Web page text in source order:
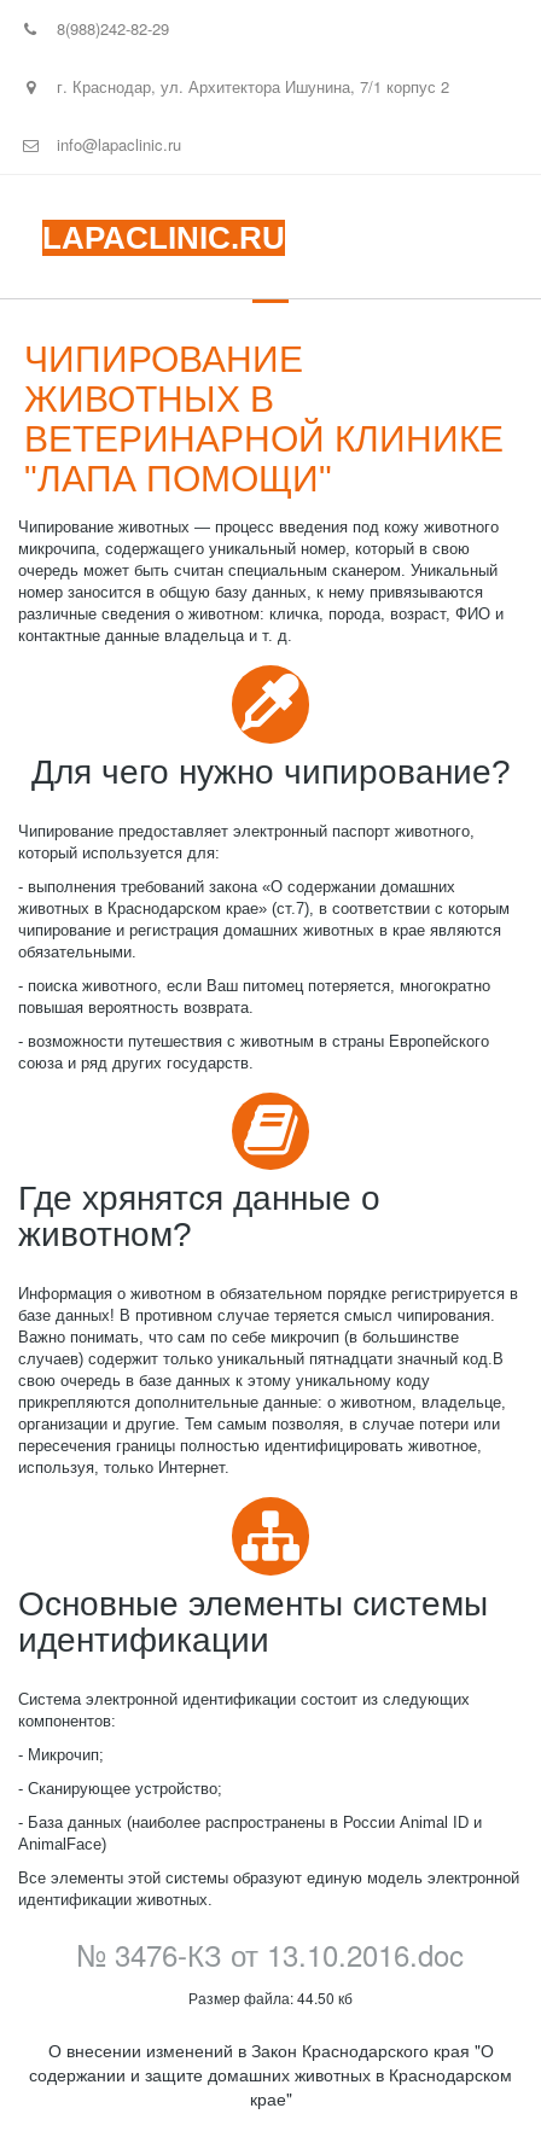
8(988)242-82-29
г. Краснодар, ул. Архитектора Ишунина, 7/1 корпус 2
info@lapaclinic.ru
LAPACLINIC.RU
ЧИПИРОВАНИЕ
ЖИВОТНЫХ В
ВЕТЕРИНАРНОЙ КЛИНИКЕ
"ЛАПА ПОМОЩИ"
Чипирование животных — процесс введения под кожу животного
микрочипа, содержащего уникальный номер, который в свою
очередь может быть считан специальным сканером. Уникальный
номер заносится в общую базу данных, к нему привязываются
различные сведения о животном: кличка, порода, возраст, ФИО и
контактные данные владельца и т. д.
Для чего нужно чипирование?
Чипирование предоставляет электронный паспорт животного,
который используется для:
- выполнения требований закона «О содержании домашних
животных в Краснодарском крае» (ст.7), в соответствии с которым
чипирование и регистрация домашних животных в крае являются
обязательными.
- поиска животного, если Ваш питомец потеряется, многократно
повышая вероятность возврата.
- возможности путешествия с животным в страны Европейского
союза и ряд других государств.
Где хрянятся данные о
животном?
Информация о животном в обязательном порядке регистрируется в
базе данных! В противном случае теряется смысл чипирования.
Важно понимать, что сам по себе микрочип (в большинстве
случаев) содержит только уникальный пятнадцати значный код.В
свою очередь в базе данных к этому уникальному коду
прикрепляются дополнительные данные: о животном, владельце,
организации и другие. Тем самым позволяя, в случае потери или
пересечения границы полностью идентифицировать животное,
используя, только Интернет.
Основные элементы системы
идентификации
Система электронной идентификации состоит из следующих
компонентов:
- Микрочип;
- Сканирующее устройство;
- База данных (наиболее распространены в России Animal ID и
AnimalFace)
Все элементы этой системы образуют единую модель электронной
идентификации животных.
№ 3476-КЗ от 13.10.2016.doc
Размер файла: 44.50 кб
О внесении изменений в Закон Краснодарского края "О
содержании и защите домашних животных в Краснодарском
крае"